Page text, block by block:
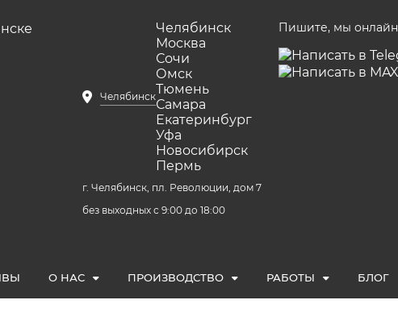
Челябинск
Челябинск
Москва
Сочи
Омск
Тюмень
Самара
Екатеринбург
Уфа
Новосибирск
Пермь
г. Челябинск, пл. Революции, дом 7
без выходных с 9:00 до 18:00
Пишите, мы онлайн
О НАС ПРОИЗВОДСТВО РАБОТЫ БЛОГ